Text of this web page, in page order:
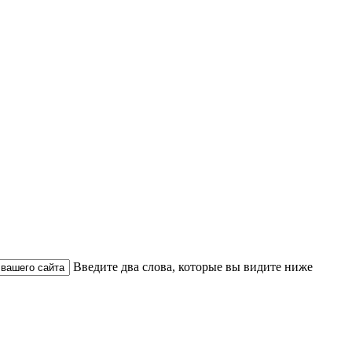
Введите два слова, которые вы видите ниже